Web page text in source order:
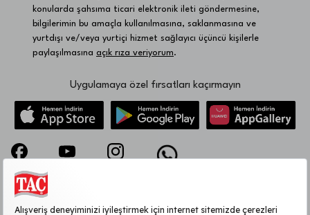
konularda şahsıma ticari elektronik ileti göndermesine,
bilgilerimin bu amaçla kullanılmasına, saklanmasına ve
yurtdışı ve/veya yurtiçi hizmet sağlayıcı üçüncü kişilerle
paylaşılmasına açık rıza veriyorum.
Uygulamaya özel fırsatları kaçırmayın
KURUMSAL